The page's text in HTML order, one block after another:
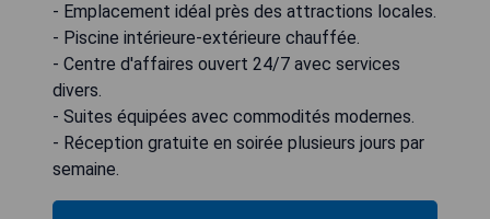
- Emplacement idéal près des attractions locales.
- Piscine intérieure-extérieure chauffée.
- Centre d'affaires ouvert 24/7 avec services
divers.
- Suites équipées avec commodités modernes.
- Réception gratuite en soirée plusieurs jours par
semaine.